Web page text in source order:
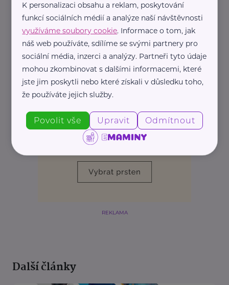
REKLAMA
Další články
K personalizaci obsahu a reklam, poskytování
funkcí sociálních médií a analýze naší návštěvnosti
využíváme soubory cookie. Informace o tom, jak
náš web používáte, sdílíme se svými partnery pro
sociální média, inzerci a analýzy. Partneři tyto údaje
mohou zkombinovat s dalšími informacemi, které
jste jim poskytli nebo které získali v důsledku toho,
že používáte jejich služby.
Povolit vše Upravit Odmítnout